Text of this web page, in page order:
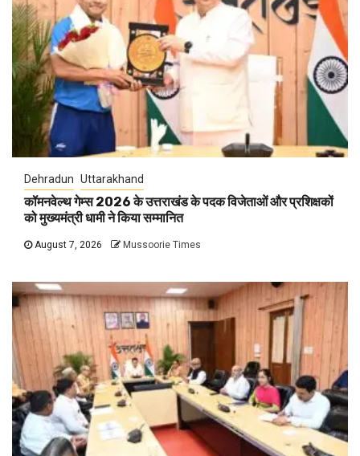
Dehradun Uttarakhand
कॉमनवेल्थ गेम्स 2026 के उत्तराखंड के पदक विजेताओं और प्रशिक्षकों
को मुख्यमंत्री धामी ने किया सम्मानित
August 7, 2026 Mussoorie Times